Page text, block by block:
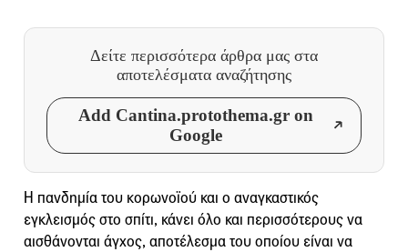
Δείτε περισσότερα άρθρα μας στα
αποτελέσματα αναζήτησης
Add Cantina.protothema.gr on
Google
Η πανδημία του κορωνοϊού και ο αναγκαστικός
εγκλεισμός στο σπίτι, κάνει όλο και περισσότερους να
αισθάνονται άγχος, αποτέλεσμα του οποίου είναι να